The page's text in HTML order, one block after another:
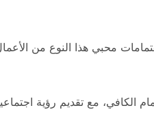
محبي هذا النوع من
الكافي، مع تقديم رؤية